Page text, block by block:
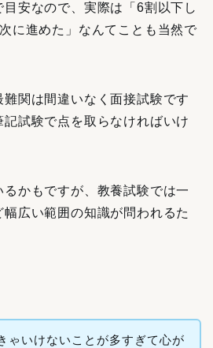
安なので、実際は「6割以下し
に進めた」なんてことも当然で
関は間違いなく面接試験です
記試験で点を取らなければいけ
るかもですが、教養試験では一
広い範囲の知識が問われるた
ゃいけないことが多すぎて心が